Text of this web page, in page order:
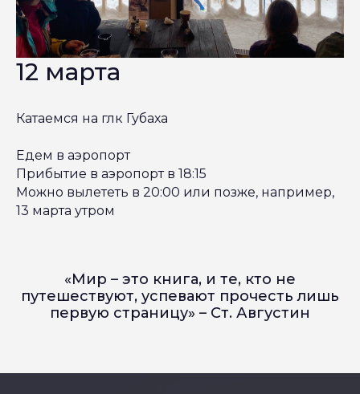
12 марта
Катаемся на глк Губаха
Едем в аэропорт
Прибытие в аэропорт в 18:15
Можно вылететь в 20:00 или позже, например,
13 марта утром
«Мир – это книга, и те, кто не
путешествуют, успевают прочесть лишь
первую страницу» – Ст. Августин